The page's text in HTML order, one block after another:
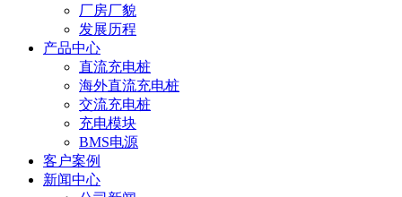
厂房厂貌
发展历程
产品中心
直流充电桩
海外直流充电桩
交流充电桩
充电模块
BMS电源
客户案例
新闻中心